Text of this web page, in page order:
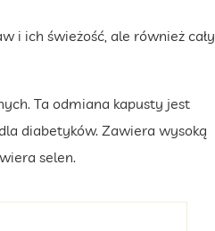
i ich świeżość, ale również cały
Ta odmiana kapusty jest
diabetyków. Zawiera wysoką
selen.